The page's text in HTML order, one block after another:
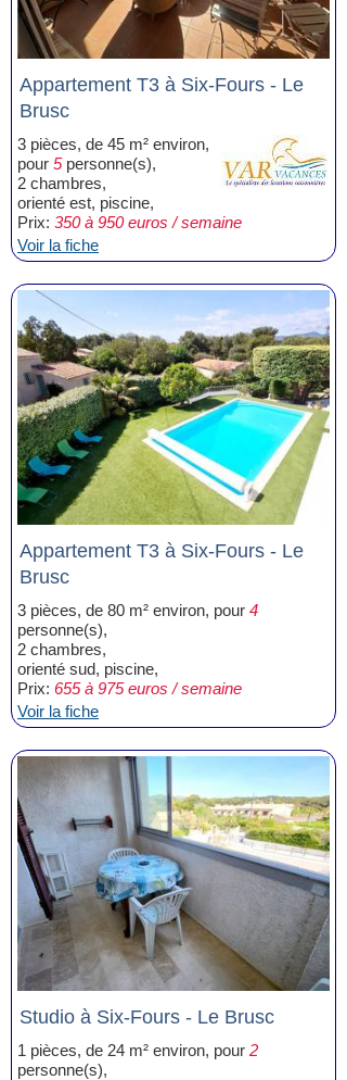
Appartement T3 à Six-Fours - Le
Brusc
3 pièces, de 45 m² environ,
pour 5personne(s),
2 chambres,
orienté est, piscine,
Prix: 350 à 950 euros / semaine
Voir la fiche
Appartement T3 à Six-Fours - Le
Brusc
3 pièces, de 80 m² environ, pour 4
personne(s),
2 chambres,
orienté sud, piscine,
Prix: 655 à 975 euros / semaine
Voir la fiche
Studio à Six-Fours - Le Brusc
1 pièces, de 24 m² environ, pour 2
personne(s),